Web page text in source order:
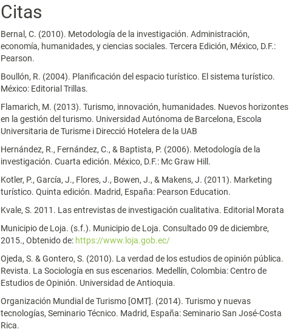
Citas
Bernal, C. (2010). Metodología de la investigación. Administración,
economía, humanidades, y ciencias sociales. Tercera Edición, México, D.F.:
Pearson.
Boullón, R. (2004). Planificación del espacio turístico. El sistema turístico.
México: Editorial Trillas.
Flamarich, M. (2013). Turismo, innovación, humanidades. Nuevos horizontes
en la gestión del turismo. Universidad Autónoma de Barcelona, Escola
Universitaria de Turisme i Direcció Hotelera de la UAB
Hernández, R., Fernández, C., & Baptista, P. (2006). Metodología de la
investigación. Cuarta edición. México, D.F.: Mc Graw Hill.
Kotler, P., García, J., Flores, J., Bowen, J., & Makens, J. (2011). Marketing
turístico. Quinta edición. Madrid, España: Pearson Education.
Kvale, S. 2011. Las entrevistas de investigación cualitativa. Editorial Morata
Municipio de Loja. (s.f.). Municipio de Loja. Consultado 09 de diciembre,
2015., Obtenido de: https://www.loja.gob.ec/
Ojeda, S. & Gontero, S. (2010). La verdad de los estudios de opinión pública.
Revista. La Sociología en sus escenarios. Medellín, Colombia: Centro de
Estudios de Opinión. Universidad de Antioquia.
Organización Mundial de Turismo [OMT]. (2014). Turismo y nuevas
tecnologías, Seminario Técnico. Madrid, España: Seminario San José-Costa
Rica.